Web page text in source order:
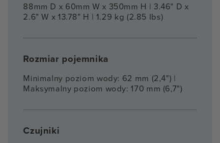
88mm D x 60mm W x 350mm H | 3.46" D x
2.6" W x 13.78" H | 1.29 kg (2.85 lbs)
Rozmiar pojemnika
Minimalny poziom wody: 62 mm (2,4") |
Maksymalny poziom wody: 170 mm (6,7")
Czujniki